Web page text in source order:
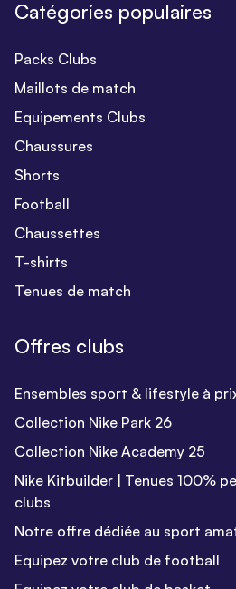
Catégories populaires
Packs Clubs
Maillots de match
Equipements Clubs
Chaussures
Shorts
Football
Chaussettes
T-shirts
Tenues de match
Offres clubs
Ensembles sport & lifestyle à
Collection Nike Park 26
Collection Nike Academy 25
Nike Kitbuilder | Tenues 100%
clubs
Notre offre dédiée au sport
Equipez votre club de football